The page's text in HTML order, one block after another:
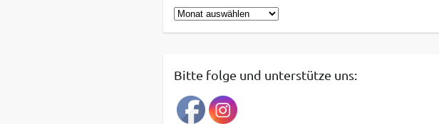
B
e
r
g
Bitte folge und unterstütze uns: